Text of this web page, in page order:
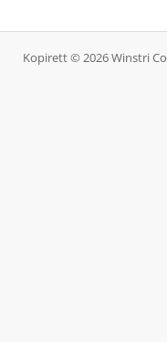
Kopirett © 2026 Winstri